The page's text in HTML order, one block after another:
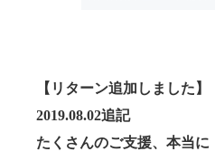
【リターン追加しました】
2019.08.02追記
たくさんのご支援、本当に